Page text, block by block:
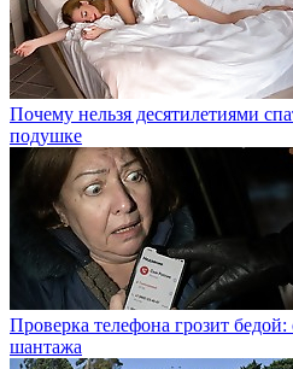
Почему нельзя десятилетиями
подушке
Проверка телефона грозит
шантажа